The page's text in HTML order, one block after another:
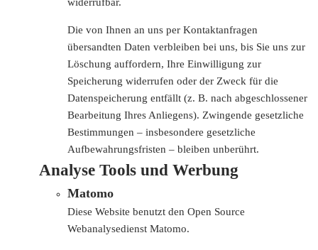
Die von Ihnen an uns per Kontaktanfragen
übersandten Daten verbleiben bei uns, bis Sie uns zur
Löschung auffordern, Ihre Einwilligung zur
Speicherung widerrufen oder der Zweck für die
Datenspeicherung entfällt (z. B. nach abgeschlossener
Bearbeitung Ihres Anliegens). Zwingende gesetzliche
Bestimmungen – insbesondere gesetzliche
Aufbewahrungsfristen – bleiben unberührt.
Analyse Tools und Werbung
Matomo
Diese Website benutzt den Open Source
Webanalysedienst Matomo.